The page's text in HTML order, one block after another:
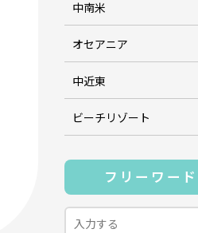
中南米
オセアニア
中近東
ビーチリゾート
フリーワー